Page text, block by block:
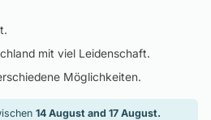
mit viel Leidenschaft.
Möglichkeiten.
14 August and 17 August.